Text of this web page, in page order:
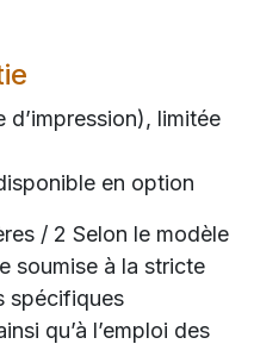
d’impression), limitée
en option
/ 2 Selon le modèle
soumise à la stricte
spécifiques
qu’à l’emploi des